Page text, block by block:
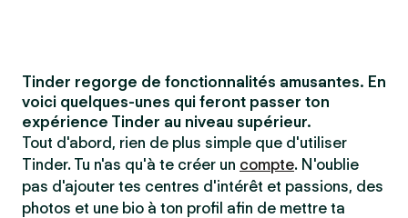
Tinder regorge de fonctionnalités amusantes. En
voici quelques-unes qui feront passer ton
expérience Tinder au niveau supérieur.
Tout d'abord, rien de plus simple que d'utiliser
Tinder. Tu n'as qu'à te créer un compte. N'oublie
pas d'ajouter tes centres d'intérêt et passions, des
photos et une bio à ton profil afin de mettre ta